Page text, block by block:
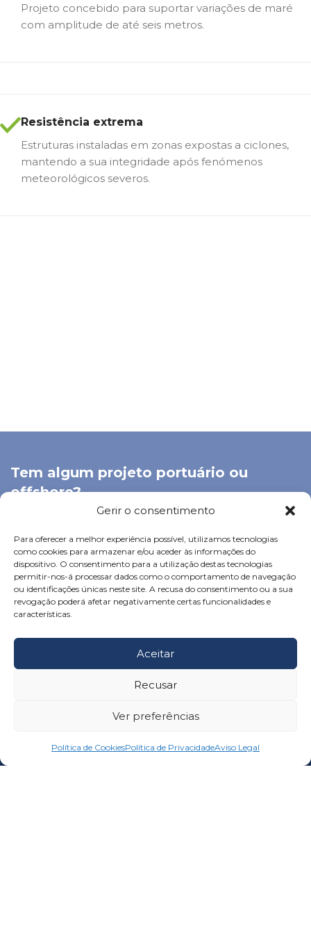
Gerir o consentimento
Para oferecer a melhor experiência possível, utilizamos tecnologias
como cookies para armazenar e/ou aceder às informações do
dispositivo. O consentimento para a utilização destas tecnologias
permitir-nos-á processar dados como o comportamento de navegação
ou identificações únicas neste site. A recusa do consentimento ou a sua
revogação poderá afetar negativamente certas funcionalidades e
características.
Aceitar
Recusar
Ver preferências
Política de CookiesPolítica de PrivacidadeAviso Legal
Projeto concebido para suportar variações de maré
com amplitude de até seis metros.
Resistência extrema
Estruturas instaladas em zonas expostas a ciclones,
mantendo a sua integridade após fenómenos
meteorológicos severos.
Tem algum projeto portuário ou
offshore?
A nossa equipa técnica pode ajudá-lo a definir a solução
conceção até à execução final.
SOLICITAR ORÇAMENTO